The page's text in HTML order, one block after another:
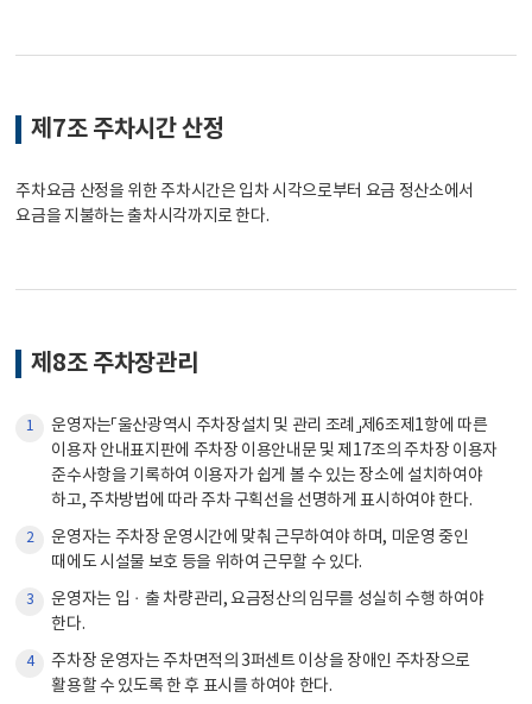
제7조 주차시간 산정
주차요금 산정을 위한 주차시간은 입차 시각으로부터 요금 정산소에서
요금을 지불하는 출차시각까지로 한다.
제8조 주차장관리
1
운영자는「울산광역시 주차장설치 및 관리 조례」제6조제1항에 따른
이용자 안내표지판에 주차장 이용안내문 및 제17조의 주차장 이용자
준수사항을 기록하여 이용자가 쉽게 볼 수 있는 장소에 설치하여야
하고, 주차방법에 따라 주차 구획선을 선명하게 표시하여야 한다.
2
운영자는 주차장 운영시간에 맞춰 근무하여야 하며, 미운영 중인
때에도 시설물 보호 등을 위하여 근무할 수 있다.
3
운영자는 입ㆍ출 차량관리, 요금정산의 임무를 성실히 수행 하여야
한다.
4
주차장 운영자는 주차면적의 3퍼센트 이상을 장애인 주차장으로
활용할 수 있도록 한 후 표시를 하여야 한다.